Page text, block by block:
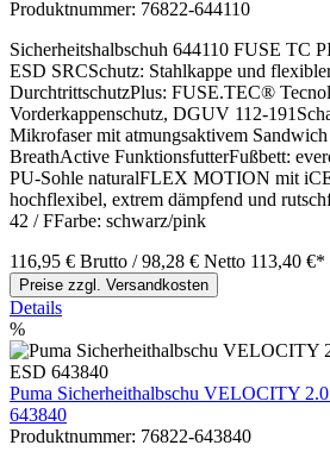
Produktnummer: 76822-644110
Sicherheitshalbschuh 644110 FUSE TC
ESD SRCSchutz: Stahlkappe und
DurchtrittschutzPlus: FUSE.TEC®
Vorderkappenschutz, DGUV 112-
Mikrofaser mit atmungsaktivem
BreathActive FunktionsfutterFußbett:
PU-Sohle naturalFLEX MOTION mit
hochflexibel, extrem dämpfend und
42 / FFarbe: schwarz/pink
116,95 € Brutto / 98,28 € Netto 113,40 €*
Preise zzgl. Versandkosten
Details
%
Puma Sicherheithalbschu VELOCITY
643840
Produktnummer: 76822-643840